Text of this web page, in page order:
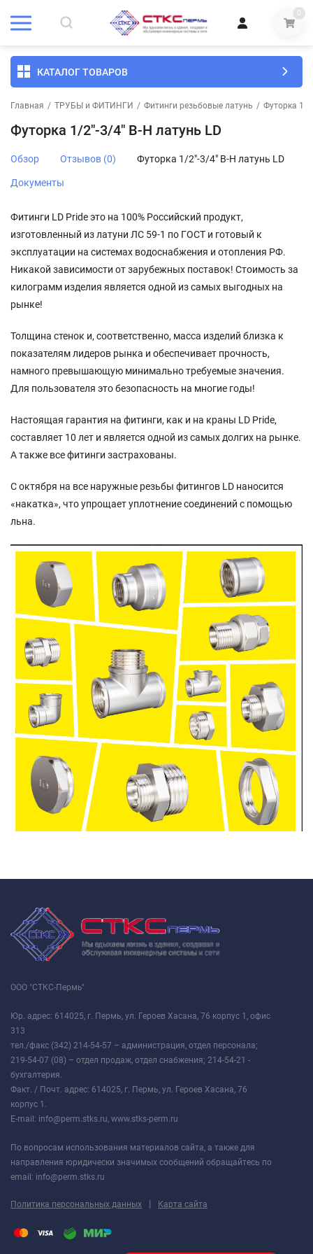
0
КАТАЛОГ ТОВАРОВ
Главная / ТРУБЫ и ФИТИНГИ / Фитинги резьбовые латунь / Футорка 1/
Футорка 1/2"-3/4" В-Н латунь LD
Обзор Отзывов (0) Футорка 1/2"-3/4" В-Н латунь LD
Документы
Фитинги LD Pride это на 100% Российский продукт,
изготовленный из латуни ЛС 59-1 по ГОСТ и готовый к
эксплуатации на системах водоснабжения и отопления РФ.
Никакой зависимости от зарубежных поставок! Стоимость за
килограмм изделия является одной из самых выгодных на
рынке!
Толщина стенок и, соответственно, масса изделий близка к
показателям лидеров рынка и обеспечивает прочность,
намного превышающую минимально требуемые значения.
Для пользователя это безопасность на многие годы!
Настоящая гарантия на фитинги, как и на краны LD Pride,
составляет 10 лет и является одной из самых долгих на рынке.
А также все фитинги застрахованы.
С октября на все наружные резьбы фитингов LD наносится
«накатка», что упрощает уплотнение соединений с помощью
льна.
ООО "СТКС-Пермь"
Юр. адрес: 614025, г. Пермь, ул. Героев Хасана, 76 корпус 1, офис
313
тел./факс (342) 214-54-57 – администрация, отдел персонала;
219-54-07 (08) – отдел продаж, отдел снабжения; 214-54-21 -
бухгалтерия.
Факт. / Почт. адрес: 614025, г. Пермь, ул. Героев Хасана, 76
корпус 1.
E-mail: info@perm.stks.ru, www.stks-perm.ru
По вопросам использования материалов сайта, а также для
направления юридически значимых сообщений обращайтесь по
email: info@perm.stks.ru
Политика персональных данных | Карта сайта